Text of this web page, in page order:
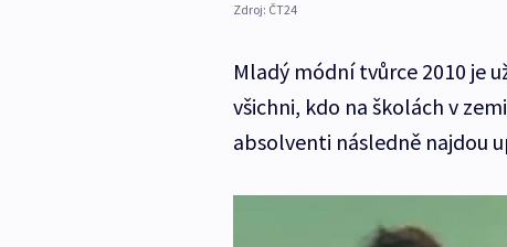
Zdroj: ČT24
Mladý módní tvůrce 2010 je
všichni, kdo na školách v
absolventi následně najdou